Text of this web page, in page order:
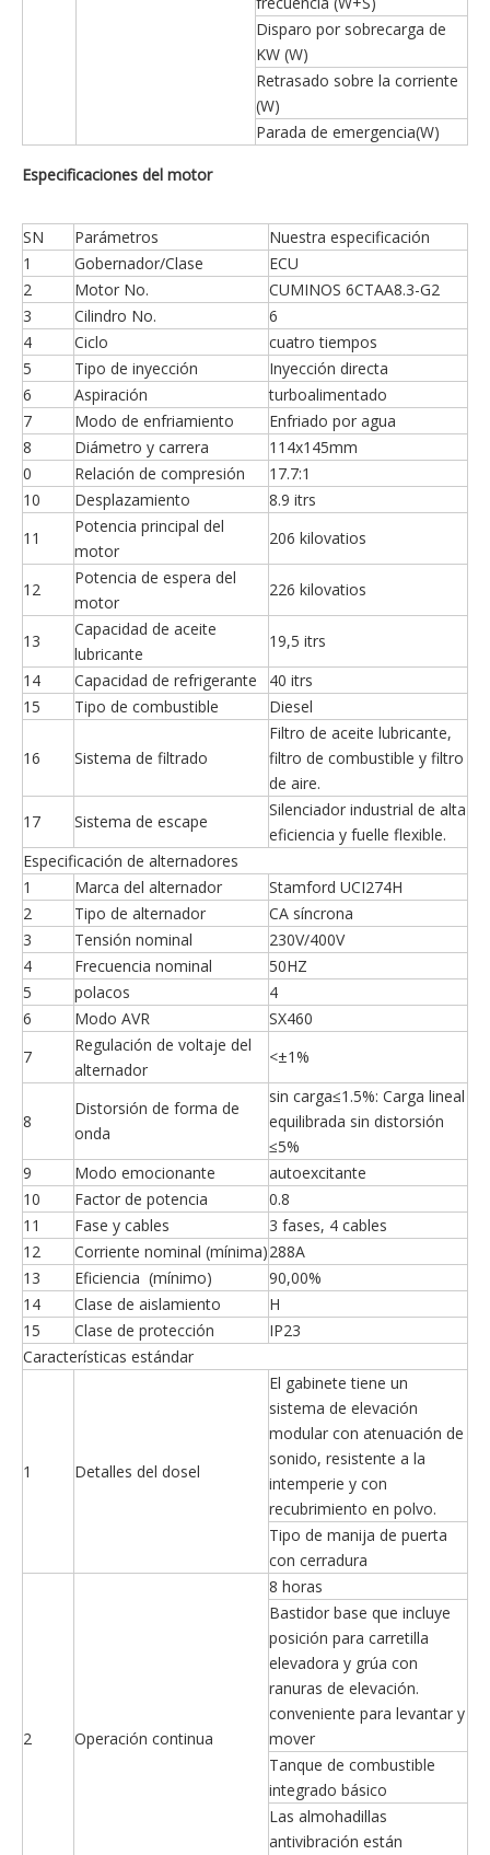
Disparo por sobrecarga de
KW (W)
Retrasado sobre la corriente
(W)
Parada de emergencia(W)
Especificaciones del motor
SN Parámetros
Nuestra especificación
1
Gobernador/Clase
ECU
2
Motor No.
CUMINOS 6CTAA8.3-G2
3
Cilindro No.
6
4
Ciclo
cuatro tiempos
5
Tipo de inyección
Inyección directa
6
Aspiración
turboalimentado
7
Modo de enfriamiento
Enfriado por agua
8
Diámetro y carrera
114x145mm
0
Relación de compresión
17.7:1
10
Desplazamiento
8.9 itrs
11
Potencia principal del
motor
206 kilovatios
12
Potencia de espera del
motor
226 kilovatios
13
Capacidad de aceite
lubricante
19,5 itrs
14
Capacidad de refrigerante
40 itrs
15
Tipo de combustible Diesel
16 Sistema de filtrado
Filtro de aceite lubricante,
filtro de combustible y filtro
de aire.
17
Sistema de escape
Silenciador industrial de alta
eficiencia y fuelle flexible.
Especificación de alternadores
1
Marca del alternador
Stamford UCI274H
2
Tipo de alternador
CA síncrona
3
Tensión nominal
230V/400V
4
Frecuencia nominal
50HZ
5
polacos
4
6
Modo AVR
SX460
7
Regulación de voltaje del
alternador
<±1%
8
Distorsión de forma de
onda
sin carga≤1.5%: Carga lineal
equilibrada sin distorsión
≤5%
9
Modo emocionante
autoexcitante
10
Factor de potencia
0.8
11
Fase y cables
3 fases, 4 cables
12
Corriente nominal (mínima)288A
13
Eficiencia (mínimo)
90,00%
14
Clase de aislamiento
H
15
Clase de protección
IP23
Características estándar
1 Detalles del dosel
El gabinete tiene un
sistema de elevación
modular con atenuación de
sonido, resistente a la
intemperie y con
recubrimiento en polvo.
Tipo de manija de puerta
con cerradura
2 Operación continua
8 horas
Bastidor base que incluye
posición para carretilla
elevadora y grúa con
ranuras de elevación.
conveniente para levantar y
mover
Tanque de combustible
integrado básico
Las almohadillas
antivibración están